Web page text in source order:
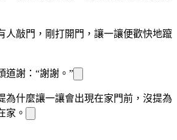
人敲門， 剛打開門，讓一讓便歡快地躥
道謝：“謝謝。”
為什麼讓一讓會出現在家門前，沒提為
家。